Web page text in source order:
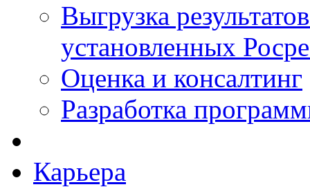
Выгрузка
установленных
Оценка и консалтинг
Разработка
Карьера